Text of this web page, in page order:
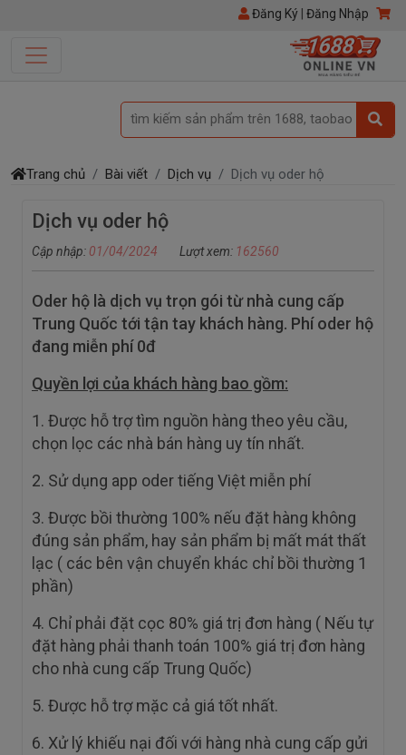
Đăng Ký| Đăng Nhập
tìm kiếm sản phẩm trên 1688, taobao
Trang chủ Bài viết Dịch vụ Dịch vụ oder hộ
Dịch vụ oder hộ
Cập nhập: 01/04/2024 Lượt xem: 162560
Oder hộ là dịch vụ trọn gói từ nhà cung cấp
Trung Quốc tới tận tay khách hàng. Phí oder hộ
đang miễn phí 0đ
Quyền lợi của khách hàng bao gồm:
1. Được hỗ trợ tìm nguồn hàng theo yêu cầu,
chọn lọc các nhà bán hàng uy tín nhất.
2. Sử dụng app oder tiếng Việt miễn phí
3. Được bồi thường 100% nếu đặt hàng không
đúng sản phẩm, hay sản phẩm bị mất mát thất
lạc ( các bên vận chuyển khác chỉ bồi thường 1
phần)
4. Chỉ phải đặt cọc 80% giá trị đơn hàng ( Nếu tự
đặt hàng phải thanh toán 100% giá trị đơn hàng
cho nhà cung cấp Trung Quốc)
5. Được hỗ trợ mặc cả giá tốt nhất.
6. Xử lý khiếu nại đối với hàng nhà cung cấp gửi